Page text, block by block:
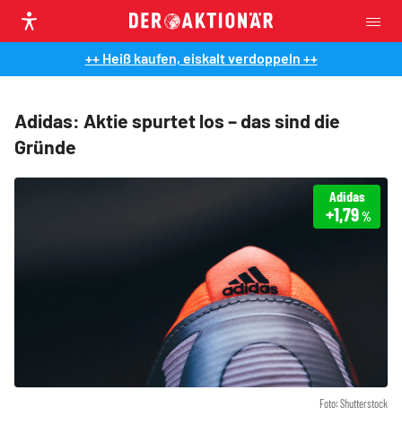
++ Heiß kaufen, eiskalt verdoppeln ++
Adidas: Aktie spurtet los – das sind die
Gründe
Foto: Shutterstock
Adidas
+1,79%